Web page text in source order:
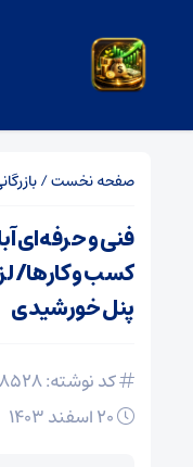
صفحه نخست/
فنی و حرفه‌ای
کسب و کارها/
پنل خورشیدی
کد نوشته: 48528